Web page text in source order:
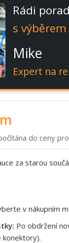
Rádi
s výběrem
Mike
Expert na
do ceny
za starou
v nákupním
Po obdržení
konektory).